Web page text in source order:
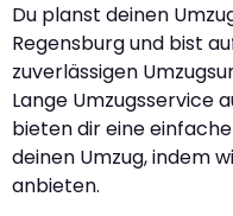
Du planst deinen
Regensburg und bist
zuverlässigen
Lange Umzugsservice
bieten dir eine
deinen Umzug, indem
anbieten.